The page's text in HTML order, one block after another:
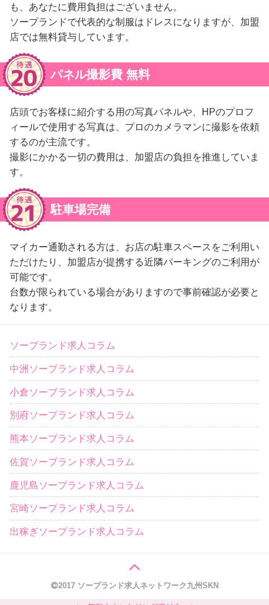
も、あなたに費用負担はございません。
ソープランドで代表的な制服はドレスになりますが、加盟
店では無料貸与しています。
パネル撮影費 無料
店頭でお客様に紹介する用の写真パネルや、HPのプロフ
ィールで使用する写真は、プロのカメラマンに撮影を依頼
するのが主流です。
撮影にかかる一切の費用は、加盟店の負担を推進していま
す。
駐車場完備
マイカー通勤される方は、お店の駐車スペースをご利用い
ただけたり、加盟店が提携する近隣パーキングのご利用が
可能です。
台数が限られている場合がありますので事前確認が必要と
なります。
ソープランド求人コラム
中洲ソープランド求人コラム
小倉ソープランド求人コラム
別府ソープランド求人コラム
熊本ソープランド求人コラム
佐賀ソープランド求人コラム
鹿児島ソープランド求人コラム
宮崎ソープランド求人コラム
出稼ぎソープランド求人コラム
2017 ソープランド求人ネットワーク九州SKN